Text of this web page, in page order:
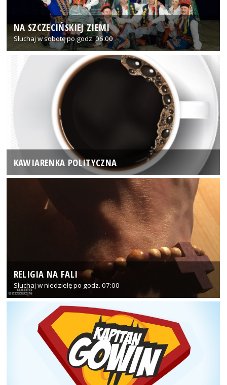
NA SZCZECIŃSKIEJ ZIEMI
Słuchaj w sobotę po godz. 06:00
KAWIARENKA POLITYCZNA
RELIGIA NA FALI
Słuchaj w niedzielę po godz. 07:00